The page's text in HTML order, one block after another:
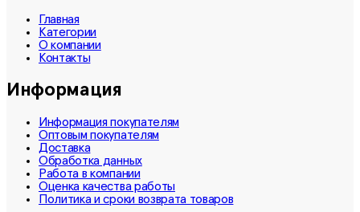
Главная
Категории
О компании
Контакты
Информация
Информация покупателям
Оптовым покупателям
Доставка
Обработка данных
Работа в компании
Оценка качества работы
Политика и сроки возврата товаров